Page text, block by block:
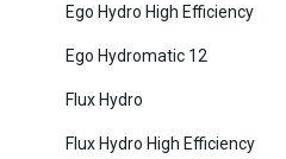
Ego Hydro High Efficiency
Ego Hydromatic 12
Flux Hydro
Flux Hydro High Efficiency